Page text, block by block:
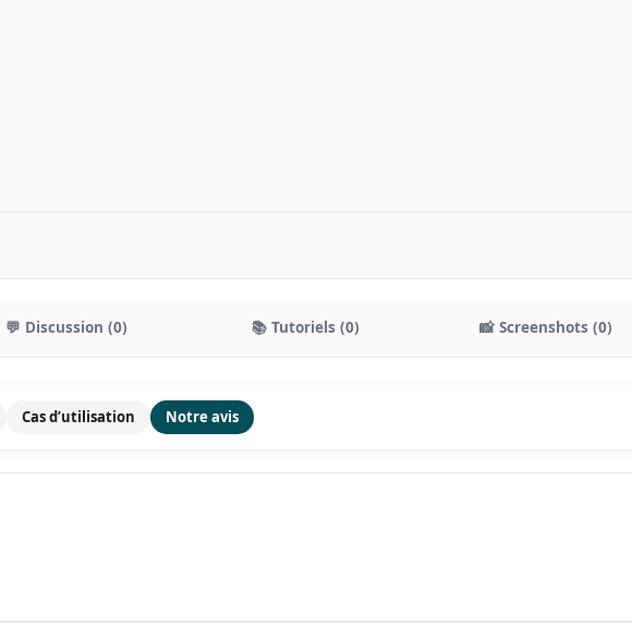
💬 Discussion (0) 📚 Tutoriels (0) 📸 Screenshots (0)
Cas d’utilisation Notre avis